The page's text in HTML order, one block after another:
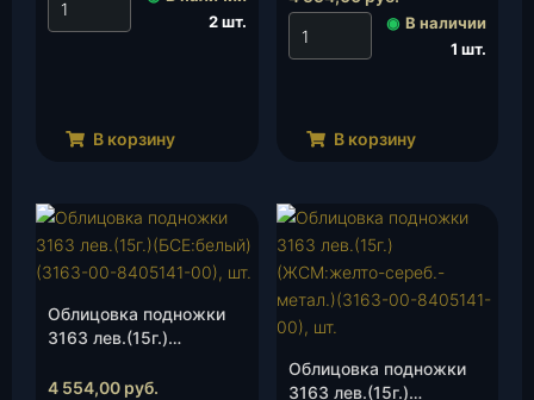
2 шт.
В корзину
8405141-00), шт.
◉ В наличии
1 шт.
В корзину
Облицовка подножки
3163 лев.(15г.)
8405141-00), шт.
4 554,00 руб.
Облицовка подножки
3163 лев.(15г.)